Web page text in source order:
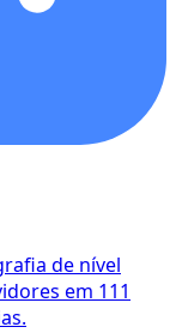
de nível
em 111